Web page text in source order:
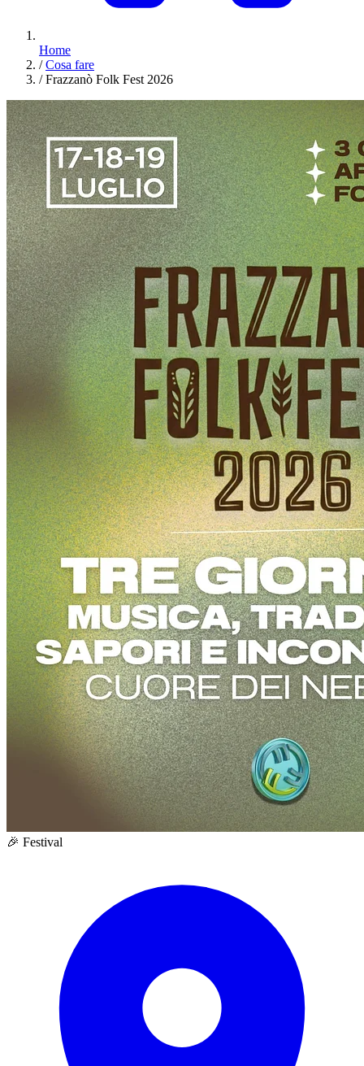
Home
/ Cosa fare
/ Frazzanò Folk Fest 2026
🎉 Festival